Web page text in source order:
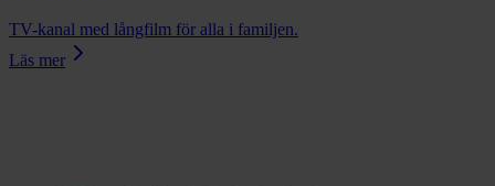
TV-kanal med långfilm för alla i familjen.
Läs mer